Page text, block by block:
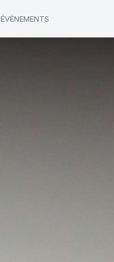
ÉVÈNEMENTS